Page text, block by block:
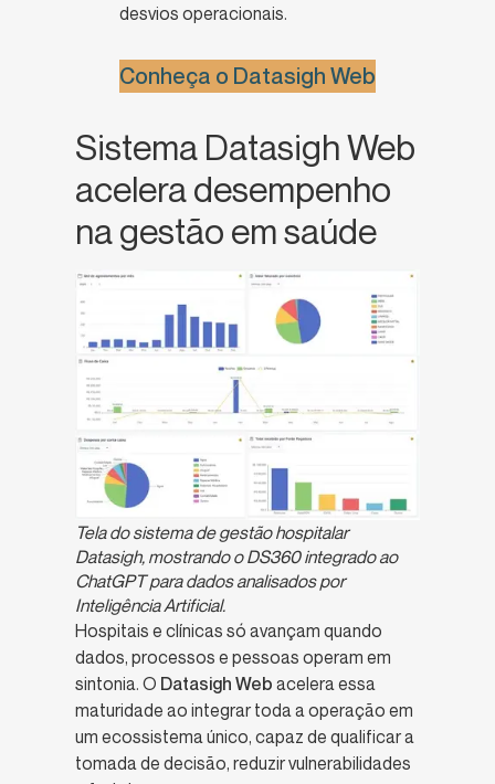
desvios operacionais.
Conheça o Datasigh Web
Sistema Datasigh Web
acelera desempenho
na gestão em saúde
Tela do sistema de gestão hospitalar
Datasigh, mostrando o DS360 integrado ao
ChatGPT para dados analisados por
Inteligência Artificial.
Hospitais e clínicas só avançam quando
dados, processos e pessoas operam em
sintonia. O Datasigh Web acelera essa
maturidade ao integrar toda a operação em
um ecossistema único, capaz de qualificar a
tomada de decisão, reduzir vulnerabilidades